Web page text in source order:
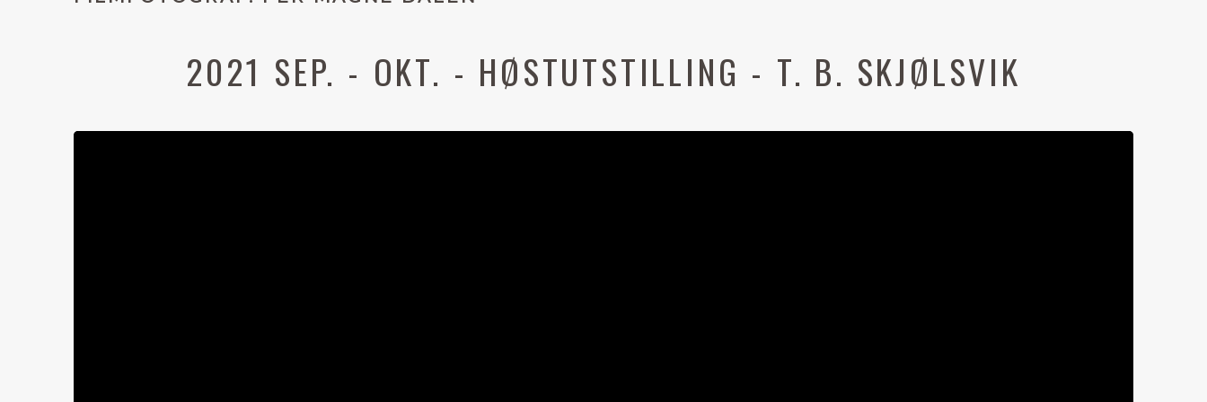
2021 SEP. - OKT. - HØSTUTSTILLING - T. B. SKJØLSVIK